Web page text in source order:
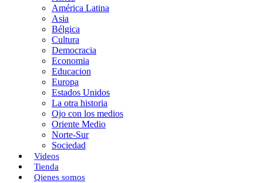
América Latina
Asia
Bélgica
Cultura
Democracia
Economia
Educacion
Europa
Estados Unidos
La otra historia
Ojo con los medios
Oriente Medio
Norte-Sur
Sociedad
Videos
Tienda
Qienes somos